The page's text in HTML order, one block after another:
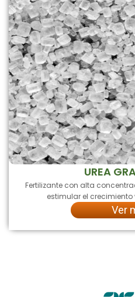
UREA
Fertilizante con alta
estimular el
Ver